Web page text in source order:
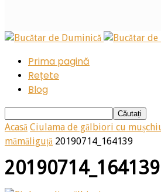
Prima pagină
Rețete
Blog
Acasă Ciulama de gălbiori cu
mămăliguță 20190714_164139
20190714_164139